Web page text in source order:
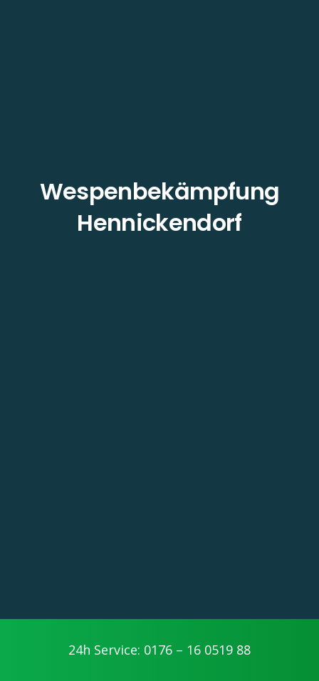
Wespenbekämpfung
Hennickendorf
24h Service: 0176 – 16 0519 88